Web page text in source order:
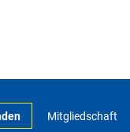
Mitgliedschaft